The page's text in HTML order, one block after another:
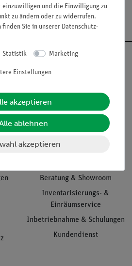
ab 300,- €
Service
Beratung & Showroom
Inventarisierungs- &
Einräumservice
Inbetriebnahme & Schulungen
Kundendienst
einzuwilligen und die Einwilligung zu
zu ändern oder zu widerrufen.
Sie in unserer Daten­schutz­
Statistik Marketing
Einstellungen
akzeptieren
ablehnen
akzeptieren